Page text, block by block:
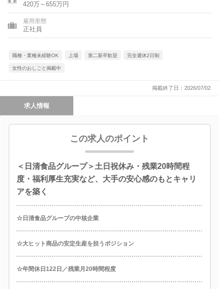
420万～655万円
雇用形態
正社員
職種・業種未経験OK 上場 第二新卒歓迎 完全週休2日制
女性のおしごと掲載中
掲載終了日：2026/07/02
求人情報
この求人のポイント
＜日清食品グループ＞土日祝休み・残業20時間程
度・福利厚生充実など、大手の安心感のもとキャリ
アを築く
☆日清食品グループの中核企業
☆大ヒット商品の安定生産を担うポジション
☆年間休日122日／残業月20時間程度